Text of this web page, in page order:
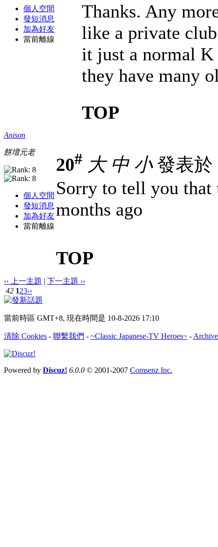
個人空間
發短消息
加為好友
當前離線
Thanks. Any
like a private
it just a normal K
they have many
TOP
Anison
餅壇元老
個人空間
發短消息
加為好友
當前離線
20# 大 中 小發表於
Sorry to tell you
months ago
TOP
‹‹ 上一主題 | 下一主題 ››
42 123››
當前時區 GMT+8, 現在時間是 10-8-2026 17:10
清除 Cookies - 聯繫我們 - ~Classic Japanese-TV Heroes~ -
Powered by Discuz! 6.0.0 © 2001-2007 Comsenz Inc.